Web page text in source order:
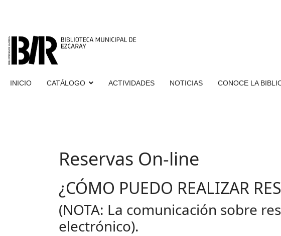
INICIO CATÁLOGO ACTIVIDADES NOTICIAS CONOCE LA
Reservas On-line
¿CÓMO PUEDO REALIZAR
(NOTA: La comunicación sobre
electrónico).